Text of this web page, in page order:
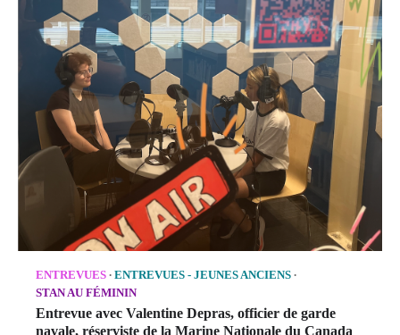
ENTREVUES
ENTREVUES - JEUNES ANCIENS
STAN AU FÉMININ
Entrevue avec Valentine Depras, officier de garde
navale, réserviste de la Marine Nationale du Canada